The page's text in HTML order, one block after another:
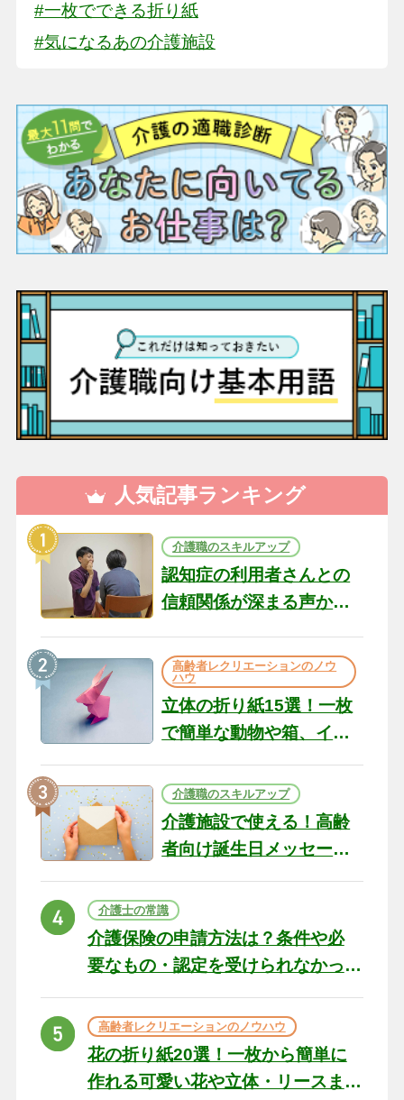
#一枚でできる折り紙
#気になるあの介護施設
人気記事ランキング
介護職のスキルアップ
認知症の利用者さんとの
信頼関係が深まる声かけ
の現場から（22）
高齢者レクリエーションのノウ
ハウ
立体の折り紙15選！一枚
で簡単な動物や箱、イン
介護職のスキルアップ
介護施設で使える！高齢
者向け誕生日メッセージ
ト
介護士の常識
介護保険の申請方法は？条件や必
要なもの・認定を受けられなかっ
高齢者レクリエーションのノウハウ
花の折り紙20選！一枚から簡単に
作れる可愛い花や立体・リースま